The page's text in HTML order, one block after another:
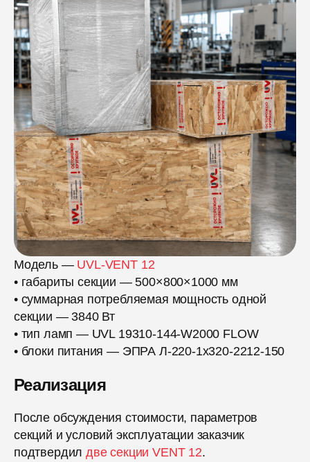
Модель — UVL-VENT 12
• габариты секции — 500×800×1000 мм
• суммарная потребляемая мощность одной
секции — 3840 Вт
• тип ламп — UVL 19310-144-W2000 FLOW
• блоки питания — ЭПРА Л-220-1х320-2212-150
Реализация
После обсуждения стоимости, параметров
секций и условий эксплуатации заказчик
подтвердилдве секции VENT 12.